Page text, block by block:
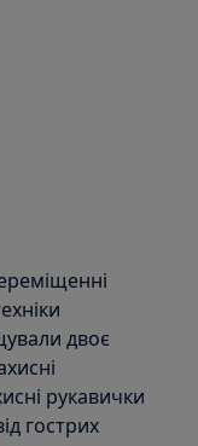
двоє
рукавички
гострих